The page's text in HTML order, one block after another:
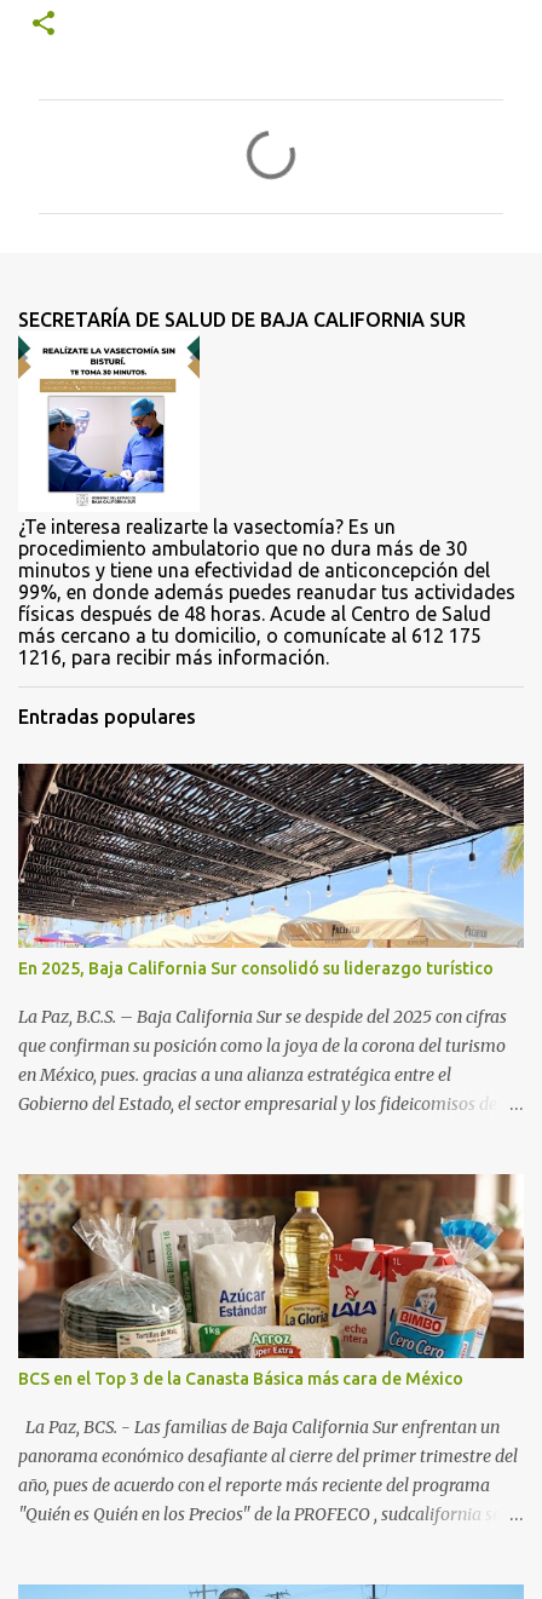
t
a
r
o
SECRETARÍA DE SALUD DE BAJA CALIFORNIA SUR
¿Te interesa realizarte la vasectomía? Es un
procedimiento ambulatorio que no dura más de 30
minutos y tiene una efectividad de anticoncepción del
99%, en donde además puedes reanudar tus actividades
físicas después de 48 horas. Acude al Centro de Salud
más cercano a tu domicilio, o comunícate al 612 175
1216, para recibir más información.
Entradas populares
En 2025, Baja California Sur consolidó su liderazgo turístico
La Paz, B.C.S. – Baja California Sur se despide del 2025 con cifras
que confirman su posición como la joya de la corona del turismo
en México, pues. gracias a una alianza estratégica entre el
Gobierno del Estado, el sector empresarial y los fideicomisos de
una derrama económica sin precedentes. Las proyecciones para
este periodo vacacional son optimistas, con un promedio estatal
que supera el 70% . Sin embargo, la sorpresa del año la ha dado el
norte del estado. Comondú encabeza las expectativas con un
impresionante 89% de ocupación, impulsado por el interés
creciente en el turismo de naturaleza. Le siguen destinos
consolidados y emergentes: Los Cabos: 72% promedio (esperando
picos del 79% en Año Nuevo). La Paz: 66%. Loreto: 58%. Mulegé:
54%. "Estamos viendo un fenómeno de diversificación. Ya no solo
vienen por el lujo de Los Cabos, sino por la aut...
BCS en el Top 3 de la Canasta Básica más cara de México
La Paz, BCS. - Las familias de Baja California Sur enfrentan un
panorama económico desafiante al cierre del primer trimestre del
año, pues de acuerdo con el reporte más reciente del programa
"Quién es Quién en los Precios" de la PROFECO , sudcalifornia se